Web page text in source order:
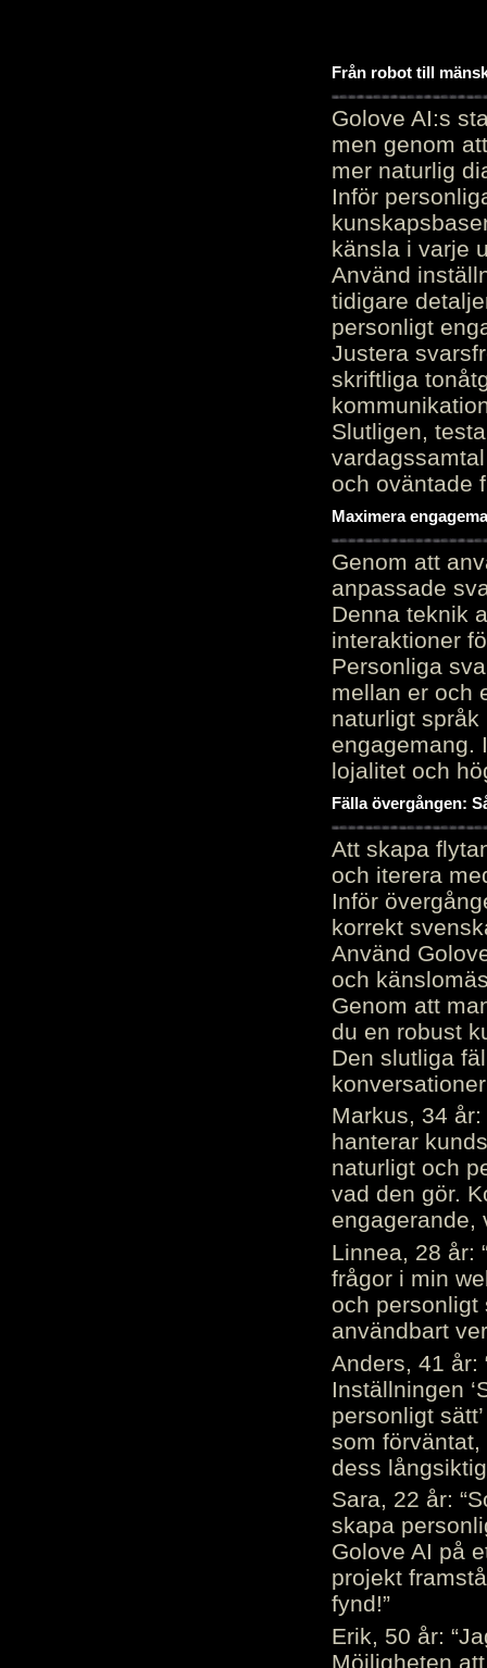
Från robot till
Golove AI:s
men genom
mer naturlig
Inför
känsla i varje
Använd
tidigare
personligt
Justera
skriftliga
Slutligen,
och oväntade
Maximera
Genom att
anpassade
Denna teknik
interaktioner
Personliga
mellan er och
naturligt
engagemang.
lojalitet och
Fälla övergången:
Att skapa
och iterera
Inför
korrekt
Använd
och
Genom att
du en robust
Den slutliga
Markus, 34
hanterar
naturligt och
vad den gör.
engagerande,
Linnea, 28 år:
frågor i min
och personligt
användbart
Anders, 41 år:
Inställningen
personligt
som
dess
Sara, 22 år:
skapa
Golove AI på
projekt
fynd!”
Erik, 50 år:
Möjligheten